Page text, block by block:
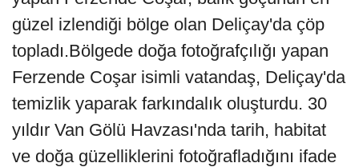
güzel izlendiği bölge olan Deliçay'da çöp
topladı.Bölgede doğa fotoğrafçılığı yapan
Ferzende Coşar isimli vatandaş, Deliçay'da
temizlik yaparak farkındalık oluşturdu. 30
yıldır Van Gölü Havzası'nda tarih, habitat
ve doğa güzelliklerini fotoğrafladığını ifade